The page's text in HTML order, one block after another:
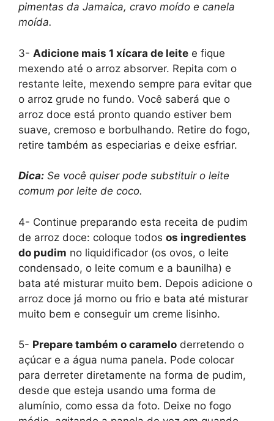
pimentas da Jamaica, cravo moído e canela
moída.
3- Adicione mais 1 xícara de leite e fique
mexendo até o arroz absorver. Repita com o
restante leite, mexendo sempre para evitar que
o arroz grude no fundo. Você saberá que o
arroz doce está pronto quando estiver bem
suave, cremoso e borbulhando. Retire do fogo,
retire também as especiarias e deixe esfriar.
Dica: Se você quiser pode substituir o leite
comum por leite de coco.
4- Continue preparando esta receita de pudim
de arroz doce: coloque todos os ingredientes
do pudim no liquidificador (os ovos, o leite
condensado, o leite comum e a baunilha) e
bata até misturar muito bem. Depois adicione o
arroz doce já morno ou frio e bata até misturar
muito bem e conseguir um creme lisinho.
5- Prepare também o caramelo derretendo o
açúcar e a água numa panela. Pode colocar
para derreter diretamente na forma de pudim,
desde que esteja usando uma forma de
alumínio, como essa da foto. Deixe no fogo